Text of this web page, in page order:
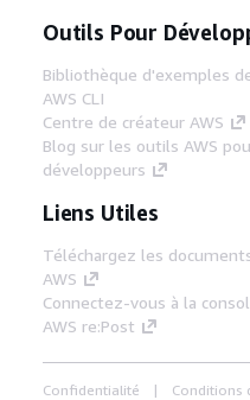
Outils Pour
Bibliothèque d'exemples
AWS CLI
Centre de créateur AWS
Blog sur les outils AWS
développeurs
Liens Utiles
Téléchargez les
AWS
Connectez-vous à la
AWS re:Post
Confidentialité Conditions